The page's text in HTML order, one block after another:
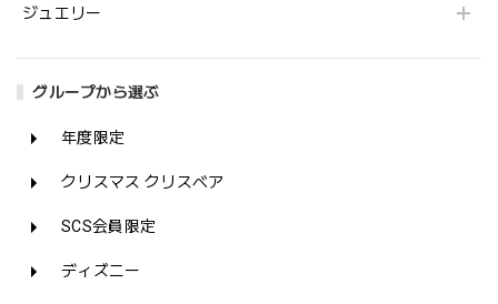
ジュエリー
グループから選ぶ
年度限定
クリスマス クリスベア
SCS会員限定
ディズニー